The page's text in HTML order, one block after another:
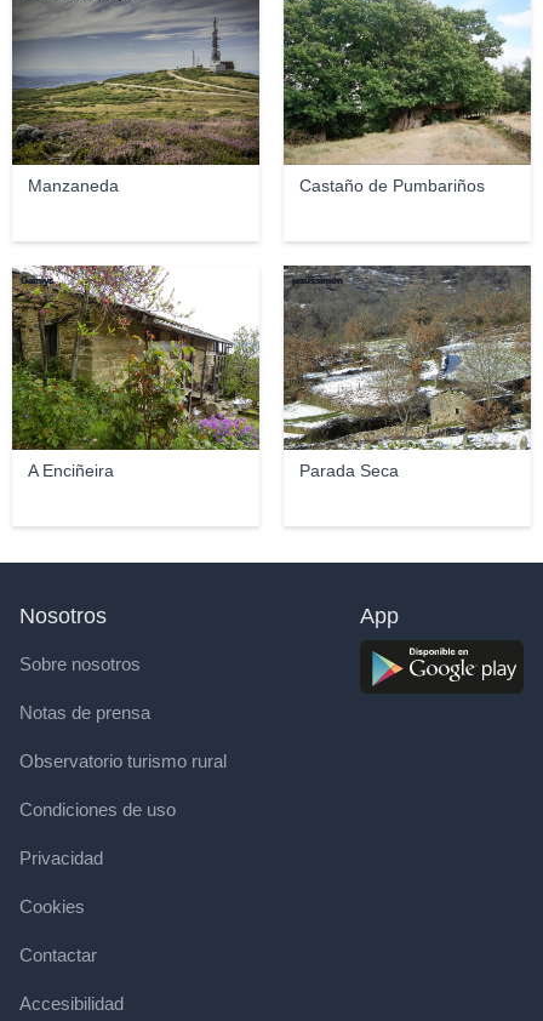
Manzaneda Castaño de Pumbariños
A Enciñeira
Gemiys
Parada Seca
jesussimon
Nosotros
Sobre nosotros
Notas de prensa
Observatorio turismo rural
Condiciones de uso
Privacidad
Cookies
Contactar
Accesibilidad
App